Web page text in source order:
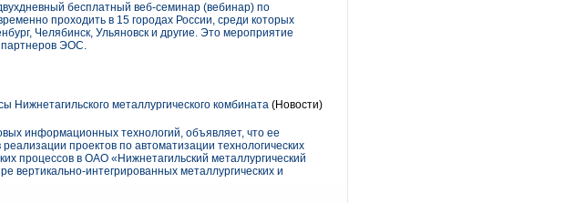
бесплатный веб-семинар (вебинар) по
проходить в 15 городах России, среди которых
Челябинск, Ульяновск и другие. Это мероприятие
партнеров ЭОС.
Нижнетагильского металлургического комбината (Новости)
информационных технологий, объявляет, что ее
проектов по автоматизации технологических
процессов в ОАО «Нижнетагильский металлургический
вертикально-интегрированных металлургических и